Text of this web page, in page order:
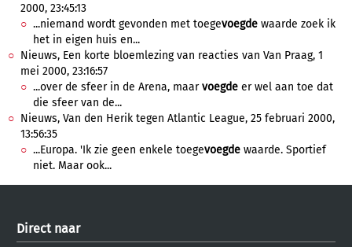
2000, 23:45:13
...niemand wordt gevonden met toegevoegde waarde zoek ik
het in eigen huis en...
Nieuws, Een korte bloemlezing van reacties van Van Praag, 1
mei 2000, 23:16:57
...over de sfeer in de Arena, maarvoegde er wel aan toe dat
die sfeer van de...
Nieuws, Van den Herik tegen Atlantic League, 25 februari 2000,
13:56:35
...Europa. 'Ik zie geen enkele toegevoegde waarde. Sportief
niet. Maar ook...
Direct naar